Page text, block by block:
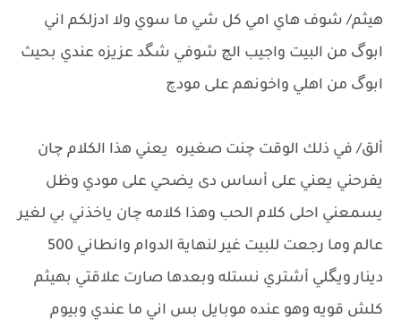
هيثم/ شوف هاي امي كل شي ما سوي ولا ادزلكم اني
ابوگ من البيت واجيب الچ شوفي شگد عزيزه عندي بحيث
ابوگ من اهلي واخونهم على مودچ
ألق/ في ذلك الوقت چنت صغيره يعني هذا الكلام چان
يفرحني يعني على أساس دى يضحي على مودي وظل
يسمعني احلى كلام الحب وهذا كلامه چان ياخذني بي لغير
عالم وما رجعت للبيت غير لنهاية الدوام وانطاني 500
دينار ويگلي أشتري نستله وبعدها صارت علاقتي بهيثم
كلش قويه وهو عنده موبايل بس اني ما عندي وبيوم